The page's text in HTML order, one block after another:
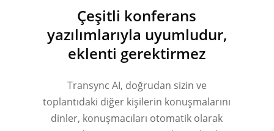
Çeşitli konferans
yazılımlarıyla uyumludur,
eklenti gerektirmez
Transync AI, doğrudan sizin ve
toplantıdaki diğer kişilerin konuşmalarını
dinler, konuşmacıları otomatik olarak